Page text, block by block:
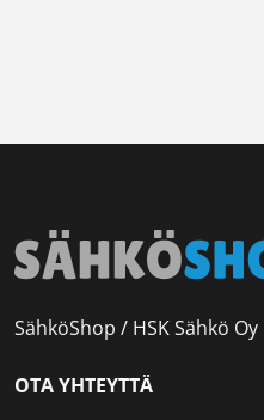
SähköShop / HSK Sähkö Oy
OTA YHTEYTTÄ